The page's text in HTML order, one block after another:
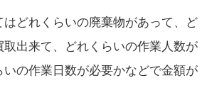
はどれくらいの廃棄物があって、ど
出来て、どれくらいの作業人数が
いの作業日数が必要かなどで金額が